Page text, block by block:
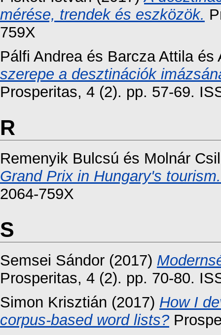
mérése, trendek és eszközök.
759X
Pálfi Andreaés Barcza Attilaés
szerepe a desztinációk
Prosperitas, 4 (2). pp. 57-69.
R
Remenyik Bulcsú és Molnár
Grand Prix in Hungary's tourism.
2064-759X
S
Semsei Sándor (2017)
Prosperitas, 4 (2). pp. 70-80.
Simon Krisztián (2017) How I
corpus-based word lists?